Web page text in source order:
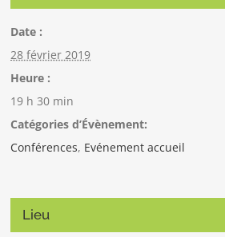
Date :
28 février 2019
Heure :
19 h 30 min
Catégories d’Évènement:
Conférences, Evénement accueil
Lieu